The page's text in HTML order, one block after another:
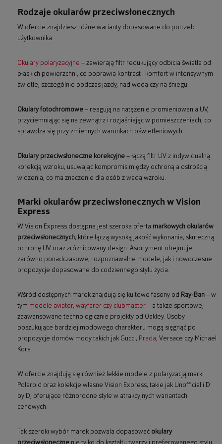
Rodzaje okularów przeciwsłonecznych
W ofercie znajdziesz różne warianty dopasowane do potrzeb
użytkownika:
Okulary polaryzacyjne – zawierają filtr redukujący odbicia światła od
płaskich powierzchni, co poprawia kontrast i komfort w intensywnym
świetle, szczególnie podczas jazdy, nad wodą czy na śniegu.
Okulary fotochromowe – reagują na natężenie promieniowania UV,
przyciemniając się na zewnątrz i rozjaśniając w pomieszczeniach, co
sprawdza się przy zmiennych warunkach oświetleniowych.
Okulary przeciwsłoneczne korekcyjne – łączą filtr UV z indywidualną
korekcją wzroku, usuwając kompromis między ochroną a ostrością
widzenia, co ma znaczenie dla osób z wadą wzroku.
Marki okularów przeciwsłonecznych w Vision
Express
W Vision Express dostępna jest szeroka oferta markowych okularów
przeciwsłonecznych, które łączą wysoką jakość wykonania, skuteczną
ochronę UV oraz zróżnicowany design. Asortyment obejmuje
zarówno ponadczasowe, rozpoznawalne modele, jak i nowoczesne
propozycje dopasowane do codziennego stylu życia.
Wśród dostępnych marek znajdują się kultowe fasony od Ray-Ban – w
tym modele aviator, wayfarer czy clubmaster – a także sportowe,
zaawansowane technologicznie projekty od Oakley. Osoby
poszukujące bardziej modowego charakteru mogą sięgnąć po
propozycje domów mody takich jak Gucci, Prada, Versace czy Michael
Kors.
W ofercie znajdują się również lekkie modele z polaryzacją marki
Polaroid oraz kolekcje własne Vision Express, takie jak Unofficial i D
by D, oferujące różnorodne style w atrakcyjnych wariantach
cenowych.
Tak szeroki wybór marek pozwala dopasować okulary